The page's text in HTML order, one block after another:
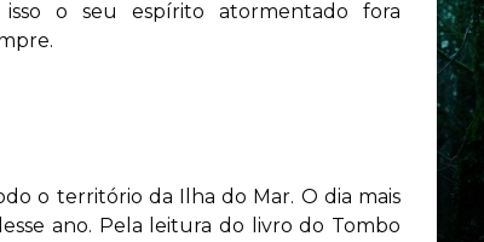
isso o seu espírito atormentado fora
o território da Ilha do Mar. O dia mais
ano. Pela leitura do livro do Tombo